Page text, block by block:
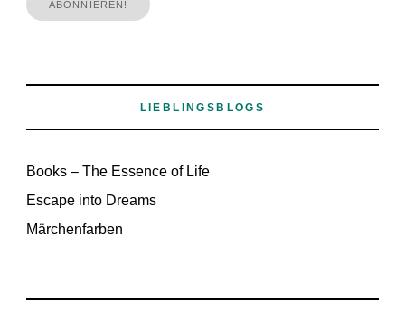
LIEBLINGSBLOGS
Books – The Essence of Life
Escape into Dreams
Märchenfarben